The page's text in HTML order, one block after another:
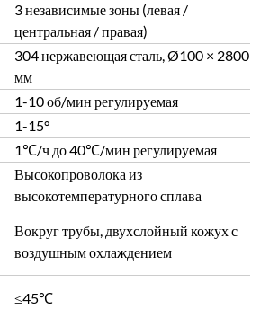
3 независимые зоны (левая /
центральная / правая)
304 нержавеющая сталь, Ø100 × 2800
мм
1-10 об/мин регулируемая
1-15°
1℃/ч до 40℃/мин регулируемая
Высокопроволока из
высокотемпературного сплава
Вокруг трубы, двухслойный кожух с
воздушным охлаждением
≤45℃